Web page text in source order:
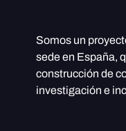
Somos un
sede en España,
construcción de
investigación e